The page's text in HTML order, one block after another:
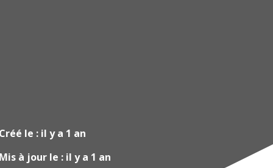
Créé le : il y a 1 an
Mis à jour le : il y a 1 an